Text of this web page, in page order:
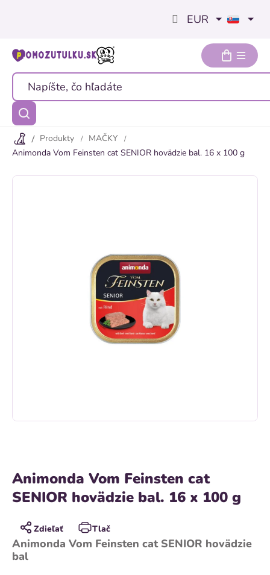
EUR
Produkty
MAČKY
Animonda Vom Feinsten cat SENIOR hovädzie bal. 16 x 100 g
Animonda Vom Feinsten cat
SENIOR hovädzie bal. 16 x 100 g
Animonda Vom Feinsten cat SENIOR hovädzie
bal
Tlač
Zdieľať